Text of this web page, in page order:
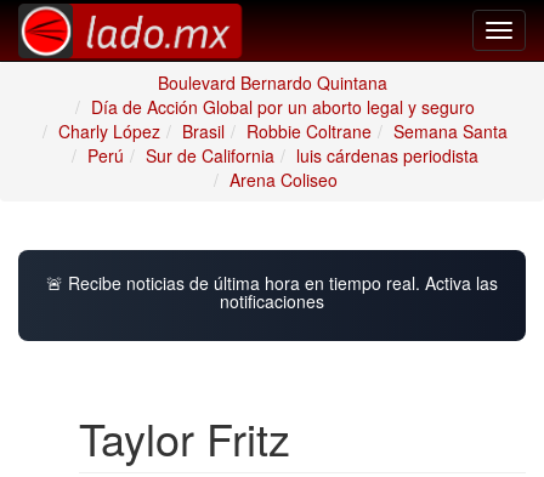
Boulevard Bernardo Quintana
Día de Acción Global por un aborto legal y seguro
Charly López
Brasil Robbie Coltrane
Semana Santa
Perú
Sur de California
luis cárdenas periodista
Arena Coliseo
🚨 Recibe noticias de última hora en tiempo real. Activa las
notificaciones
Taylor Fritz